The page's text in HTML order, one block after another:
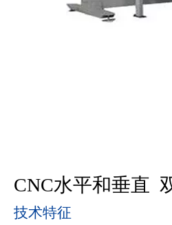
CNC水平和垂直
技术特征